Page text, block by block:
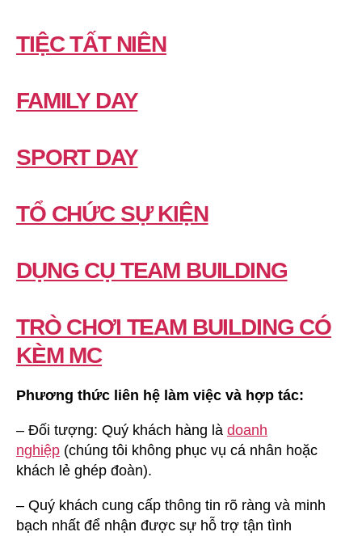
TIỆC TẤT NIÊN
FAMILY DAY
SPORT DAY
TỔ CHỨC SỰ KIỆN
DỤNG CỤ TEAM BUILDING
TRÒ CHƠI TEAM BUILDING CÓ
KÈM MC
Phương thức liên hệ làm việc và hợp tác:
– Đối tượng: Quý khách hàng là doanh
nghiệp (chúng tôi không phục vụ cá nhân hoặc
khách lẻ ghép đoàn).
– Quý khách cung cấp thông tin rõ ràng và minh
bạch nhất để nhận được sự hỗ trợ tận tình